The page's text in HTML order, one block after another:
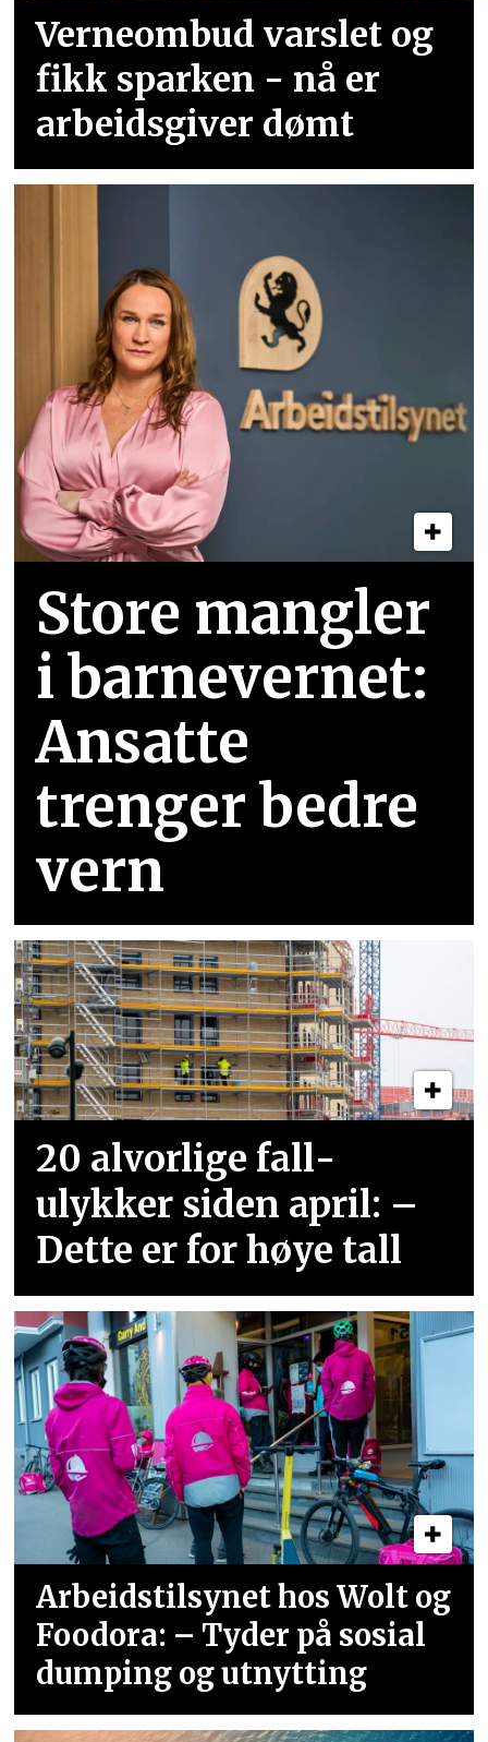
Verneombud varslet og
fikk sparken - nå er
arbeidsgiver dømt
Store mangler
i barnevernet:
Ansatte
trenger bedre
vern
20 alvorlige fall­
ulykker siden april: –
Dette er for høye tall
Arbeidstilsynet hos Wolt og
Foodora: – Tyder på sosial
dumping og utnytting